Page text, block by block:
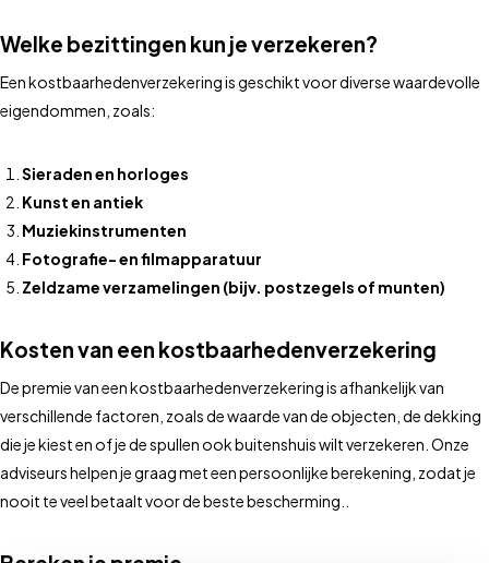
Welke bezittingen kun je verzekeren?
Een kostbaarhedenverzekering is geschikt voor diverse waardevolle
eigendommen, zoals:
Sieraden en horloges
Kunst en antiek
Muziekinstrumenten
Fotografie- en filmapparatuur
Zeldzame verzamelingen (bijv. postzegels of munten)
Kosten van een kostbaarhedenverzekering
De premie van een kostbaarhedenverzekering is afhankelijk van
verschillende factoren, zoals de waarde van de objecten, de dekking
die je kiest en of je de spullen ook buitenshuis wilt verzekeren. Onze
adviseurs helpen je graag met een persoonlijke berekening, zodat je
nooit te veel betaalt voor de beste bescherming..